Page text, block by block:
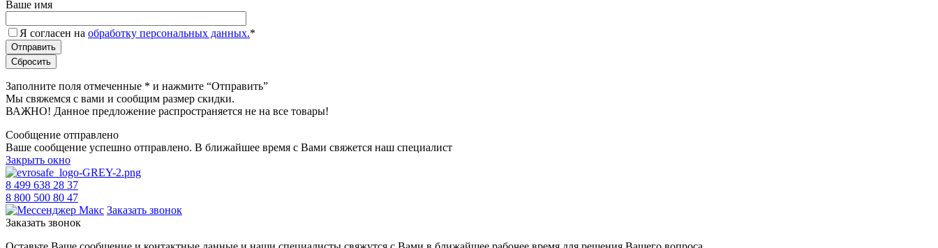
Ваше имя
Я согласен на обработку персональных данных.*
Заполните поля отмеченные * и нажмите “Отправить”
Мы свяжемся с вами и сообщим размер скидки.
ВАЖНО! Данное предложение распространяется не на все товары!
Сообщение отправлено
Ваше сообщение успешно отправлено. В ближайшее время с Вами свяжется наш специалист
Закрыть окно
8 499 638 28 37
8 800 500 80 47
Заказать звонок
Заказать звонок